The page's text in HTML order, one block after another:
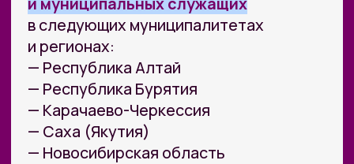
Навигация по сайту
Преподаватели
Новости и события
Корпоративное обучение
Партнерство
Юридическая информация
Политика конфиденциальности
Политика безопасности платежей
Оферта
Лицензия на образовательную деятельность
Почта
care@zerocoder.ru
Телефон
+7 (939) 328-38-12